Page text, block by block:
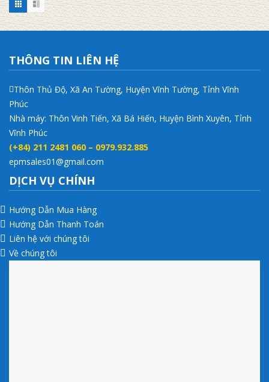
THÔNG TIN LIÊN HỆ
Thôn Thủ Độ, Xã An Tường, Huyện Vĩnh Tường, Tỉnh Vĩnh
Phúc
Nhà máy: Thôn Vinh Tiến, Xã Bá Hiến, Huyện Bình Xuyên, Tỉnh
Vĩnh Phúc
(+84) 211 2481 060 – 0979.932.885
epmsales01@gmail.com
DỊCH VỤ CHÍNH
Hướng Dẫn Mua Hàng
Hướng Dẫn Thanh Toán
Liên hệ với chúng tôi
Về chúng tôi